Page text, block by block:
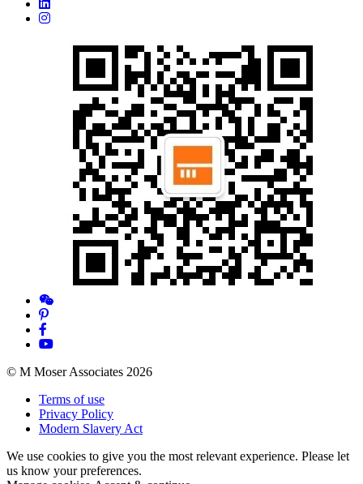
© M Moser Associates 2026
Terms of use
Privacy Policy
Modern Slavery Act
We use cookies to give you the most relevant experience. Please let
us know your preferences.